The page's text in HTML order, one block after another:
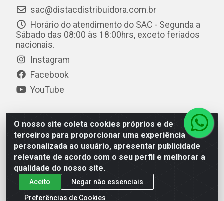
O nosso site coleta cookies próprios e de
terceiros para proporcionar uma experiência
personalizada ao usuário, apresentar publicidade
relevante de acordo com o seu perfil e melhorar a
qualidade do nosso site.
Aceito
Negar não essenciais
Preferências de Cookies
sac@distacdistribuidora.com.br
Horário do atendimento do SAC - Segunda a
Sábado das 08:00 às 18:00hrs, exceto feriados
nacionais.
Instagram
Facebook
YouTube
Distac Distribuidora - Av. Durval de Góes Monteiro, 7049
- Jardim Petrópolis - Maceió/AL - CEP 57061-000 - CNPJ
08.072.649/0001-20